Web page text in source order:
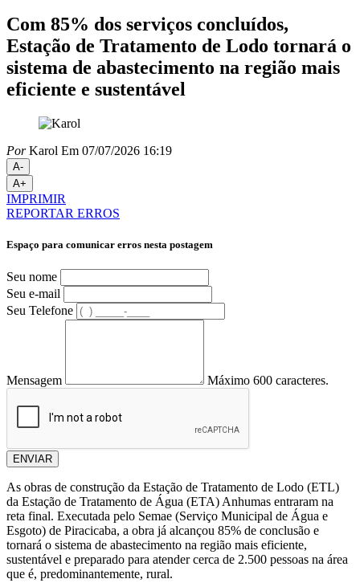
Com 85% dos serviços concluídos,
Estação de Tratamento de Lodo tornará o
sistema de abastecimento na região mais
eficiente e sustentável
PorKarol Em 07/07/2026 16:19
A-
A+
IMPRIMIR
REPORTAR ERROS
Espaço para comunicar erros nesta postagem
Seu nome
Seu e-mail
Seu Telefone
Mensagem Máximo 600 caracteres.
ENVIAR
As obras de construção da Estação de Tratamento de Lodo (ETL)
da Estação de Tratamento de Água (ETA) Anhumas entraram na
reta final. Executada pelo Semae (Serviço Municipal de Água e
Esgoto) de Piracicaba, a obra já alcançou 85% de conclusão e
tornará o sistema de abastecimento na região mais eficiente,
sustentável e preparado para atender cerca de 2.500 pessoas na área
que é, predominantemente, rural.